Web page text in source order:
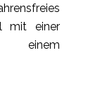
mit einer
einem